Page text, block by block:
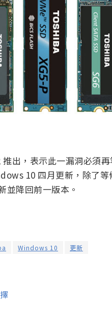
出，表示此一漏洞必須
10 四月更新，除了
並降回前一版本。
Windows 10 更新